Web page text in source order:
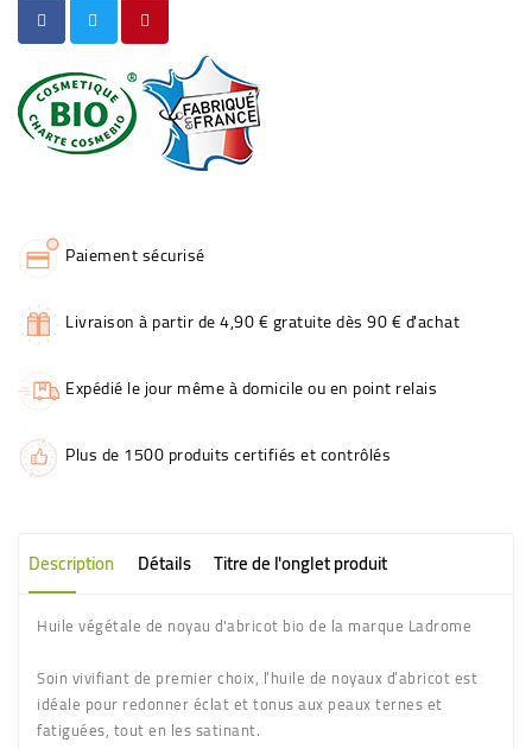
Paiement sécurisé
Livraison à partir de 4,90 € gratuite dès 90 € d'achat
Expédié le jour même à domicile ou en point relais
Plus de 1500 produits certifiés et contrôlés
Description Détails Titre de l'onglet produit
Huile végétale de noyau d'abricot bio de la marque Ladrome
Soin vivifiant de premier choix, l’huile de noyaux d’abricot est
idéale pour redonner éclat et tonus aux peaux ternes et
fatiguées, tout en les satinant.